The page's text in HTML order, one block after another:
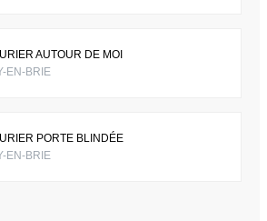
AUTOUR DE MOI
EN-BRIE
PORTE BLINDÉE
EN-BRIE